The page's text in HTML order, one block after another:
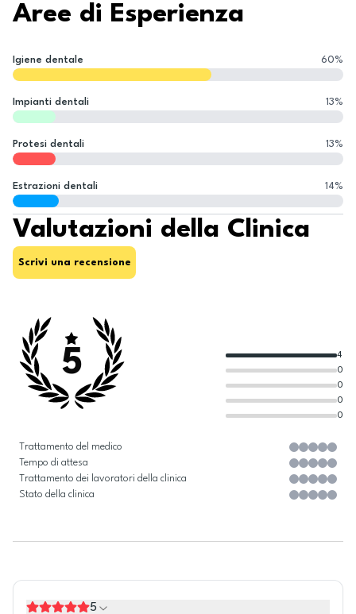
Aree di Esperienza
Igiene dentale 60%
Impianti dentali 13%
Protesi dentali 13%
Estrazioni dentali 14%
Valutazioni della Clinica
Scrivi una recensione
5
0
0
0
0
4
Trattamento del medico
Tempo di attesa
Trattamento dei lavoratori della clinica
Stato della clinica
5